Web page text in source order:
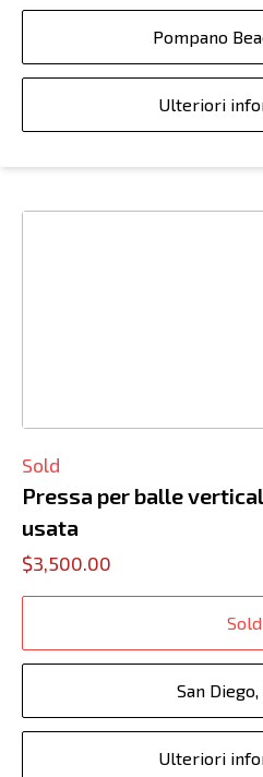
Pompano
Ulteriori
Sold
Pressa per balle
usata
$3,500.00
Sold
San Diego,
Ulteriori